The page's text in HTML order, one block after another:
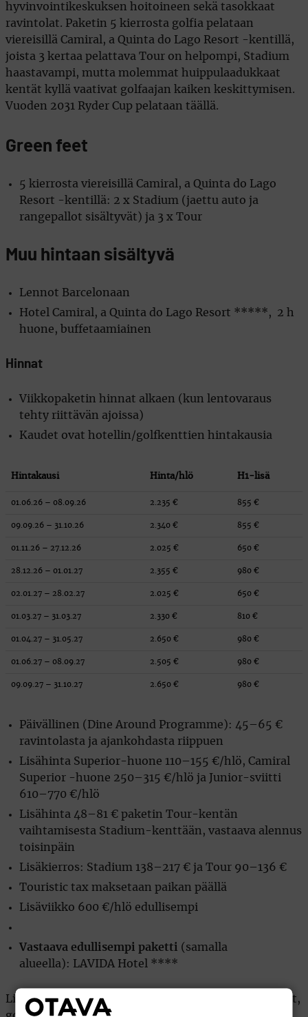
hyvinvointikeskuksen hoitoineen sekä tasokkaat
ravintolat. Paketin 5 kierrosta golfia pelataan
viereisillä Camiral, a Quinta do Lago Resort -kentillä,
joista 3 kertaa pelattava Tour on helpompi, Stadium
haastavampi, mutta molemmat huippulaadukkaat
kentät kyllä vaativat golfaajan kaiken keskittymisen.
Vuoden 2031 Ryder Cup pelataan täällä.
Green feet
5 kierrosta viereisillä Camiral, a Quinta do Lago
Resort -kentillä: 2 x Stadium (jaettu auto ja
rangepallot sisältyvät) ja 3 x Tour
Muu hintaan sisältyvä
Lennot Barcelonaan
Hotel Camiral, a Quinta do Lago Resort *****, 2 h
huone, buffetaamiainen
Hinnat
Viikkopaketin hinnat alkaen (kun lentovaraus
tehty riittävän ajoissa)
Kaudet ovat hotellin/golfkenttien hintakausia
Hintakausi Hinta/hlö H1-lisä
01.06.26 – 08.09.26 2.235 € 855 €
09.09.26 – 31.10.26 2.340 € 855 €
01.11.26 – 27.12.26 2.025 € 650 €
28.12.26 – 01.01.27 2.355 € 980 €
02.01.27 – 28.02.27 2.025 € 650 €
01.03.27 – 31.03.27 2.330 € 810 €
01.04.27 – 31.05.27 2.650 € 980 €
01.06.27 – 08.09.27 2.505 € 980 €
09.09.27 – 31.10.27 2.650 € 980 €
Päivällinen (Dine Around Programme): 45–65 €
ravintolasta ja ajankohdasta riippuen
Lisähinta Superior-huone 110–155 €/hlö, Camiral
Superior -huone 250–315 €/hlö ja Junior-sviitti
610–770 €/hlö
Lisähinta 48–81 € paketin Tour-kentän
vaihtamisesta Stadium-kenttään, vastaava alennus
toisinpäin
Lisäkierros: Stadium 138–217 € ja Tour 90–136 €
Touristic tax maksetaan paikan päällä
Lisäviikko 600 €/hlö edullisempi
Vastaava edullisempi paketti (samalla
alueella): LAVIDA Hotel ****
Lisäpalvelut: auton vuokraus, lentokenttäkuljetukset,